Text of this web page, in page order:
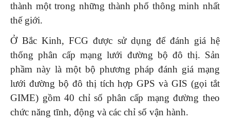
thành một trong những thành phố thông minh nhất
thế giới.
Ở Bắc Kinh, FCG được sử dụng để đánh giá hệ
thống phân cấp mạng lưới đường bộ đô thị. Sản
phầm này là một bộ phương pháp đánh giá mạng
lưới đường bộ đô thị tích hợp GPS và GIS (gọi tắt
GIME) gồm 40 chỉ số phân cấp mạng đường theo
chức năng tĩnh, động và các chỉ số vận hành.